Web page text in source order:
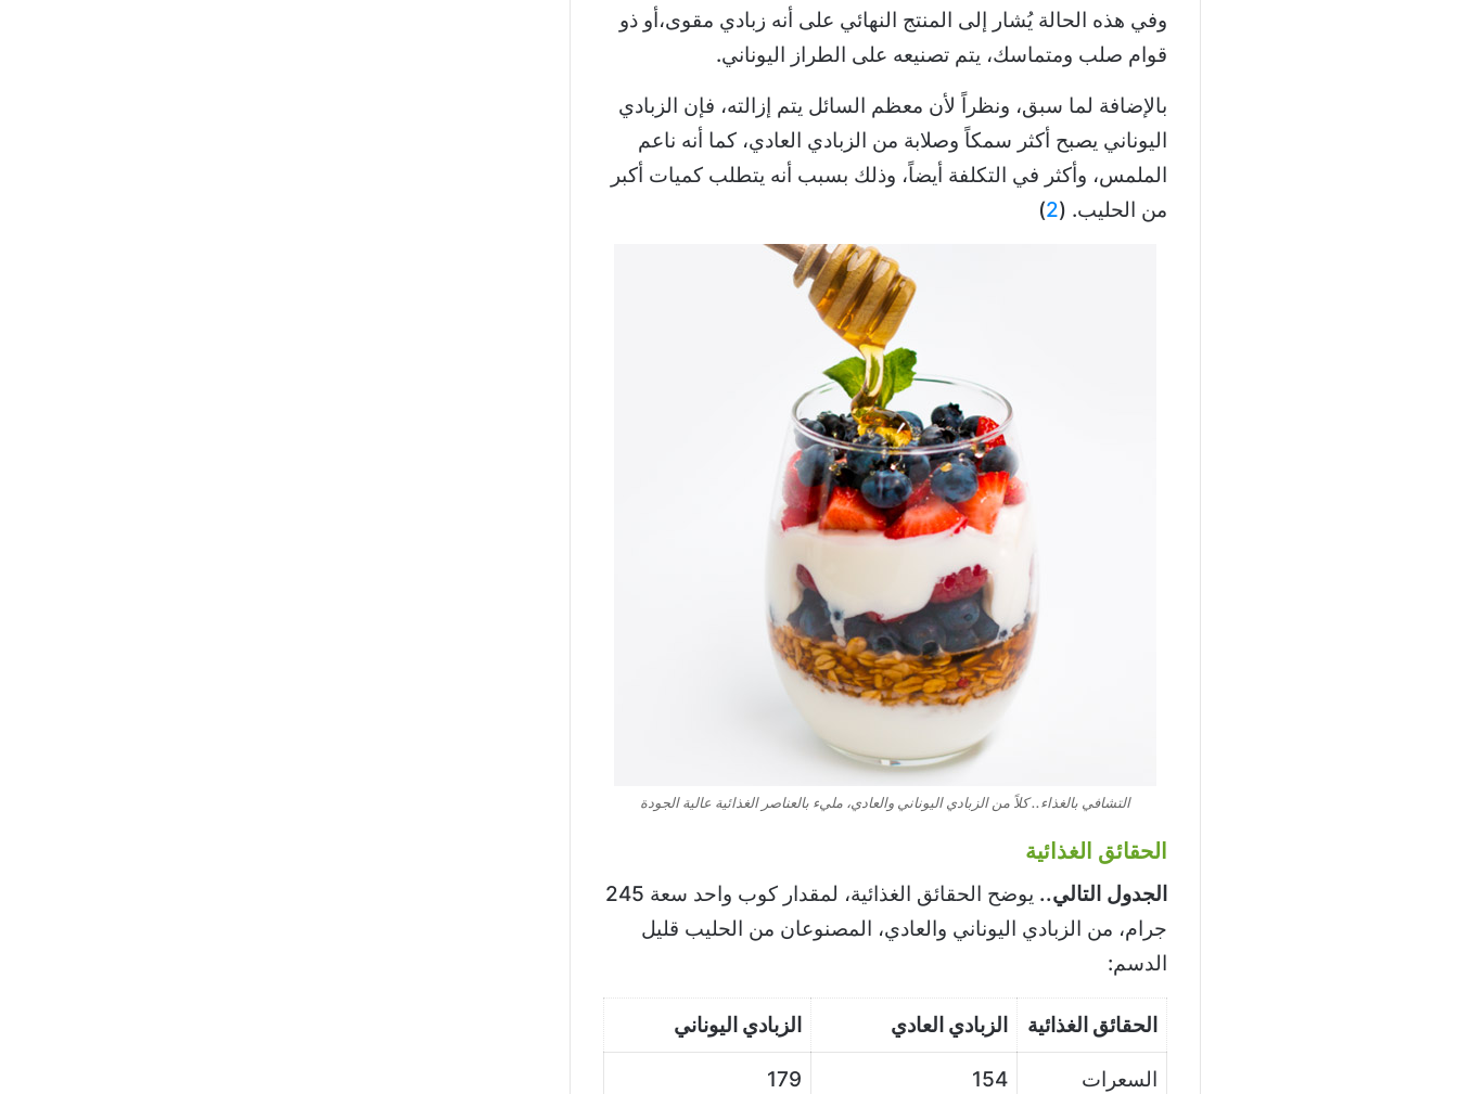
وفي هذه الحالة يُشار إلى المنتج النهائي على أنه زبادي مقوى،أو ذو
قوام صلب ومتماسك، يتم تصنيعه على الطراز اليوناني.
بالإضافة لما سبق، ونظراً لأن معظم السائل يتم إزالته، فإن الزبادي
اليوناني يصبح أكثر سمكاً وصلابة من الزبادي العادي، كما أنه ناعم
الملمس، وأكثر في التكلفة أيضاً، وذلك بسبب أنه يتطلب كميات أكبر
من الحليب. (2
)
التشافي بالغذاء.. كلاً من الزبادي اليوناني والعادي، مليء بالعناصر الغذائية عالية الجودة
الحقائق الغذائية
الجدول التالي..
يوضح الحقائق الغذائية، لمقدار كوب واحد سعة 245
جرام، من الزبادي اليوناني والعادي، المصنوعان من الحليب قليل
الدسم:
الحقائق الغذائية الزبادي العادي الزبادي اليوناني
السعرات
154
179